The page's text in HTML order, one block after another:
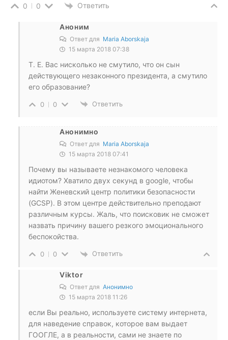
0 0 Ответить
Аноним
Ответ для Maria Aborskaja
15 марта 2018 07:38
Т. Е. Вас нисколько не смутило, что он сын
действующего незаконного президента, а смутило
его образование?
0 0 Ответить
Анонимно
Ответ для Maria Aborskaja
15 марта 2018 07:41
Почему вы называете незнакомого человека
идиотом? Хватило двух секунд в google, чтобы
найти Женевский центр политики безопасности
(GCSP). В этом центре действительно преподают
различным курсы. Жаль, что поисковик не сможет
назвать причину вашего резкого эмоционального
беспокойства.
0 0 Ответить
Viktor
Ответ для Анонимно
15 марта 2018 11:26
если Вы реально, используете систему интернета,
для наведение справок, которое вам выдает
ГООГЛЕ, а в реальности, сами не знаете по